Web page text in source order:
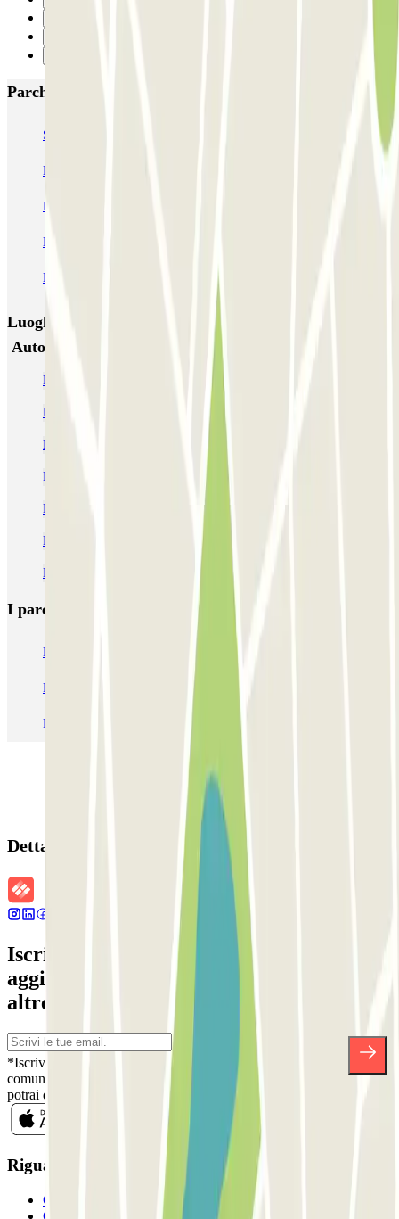
Parcheggi più popolari a Roma
SABA Piazza di Spagna - Villa Borghese
Esquilino (Roma)
PARK ROMA COLOMBO
MUOVIAMO Parioli
MUOVIAMO Pinciano
Luoghi ed eventi che potrebbero interessarti vicino a
Autorimessa Gino Troiano
Parcheggio alla Stazione di Roma Tuscolana | Parclick
Prenota parcheggio vicino a Pigneto
Parcheggi alla stazione di metro di Pigneto
Parcheggi alla stazione di metro di Furio Camillo
Parcheggi vicino alla Via Appia Nuova a Roma
Parcheggi alla stazione di metro di Ponte Lungo
Parcheggi alla stazione di metro di Colli Albani
I parcheggi
Parcheggio Venezia Parcheggio Piazzale Roma Venezia
Parcheggio Roma Parcheggio Milano
Parcheggio Malpensa Terminal 1 Parcheggio Malpensa
Dettagli della prenotazione
Iscriviti alla nostra Newsletter e rimani
aggiornato su sconti, concorsi e tante
altre sorprese.
*Iscrivendoti, accetti la nostra Informativa sulla Privacy per ricevere
comunicazioni commerciali da Parclick. Senza alcun impegno,
potrai disiscriverti quando vuoi direttamente dalla stessa newsletter.
Riguardo a Parclcik
Chi siamo
Come funziona?